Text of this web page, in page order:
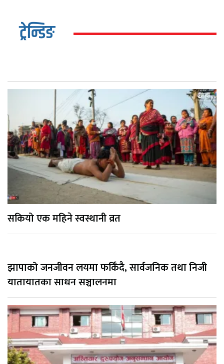
ट्रेन्डिङ
सकियो एक महिने स्वस्थानी व्रत
झापाको जनजीवन लयमा फर्किँदै, सार्वजनिक तथा निजी
यातायातका साधन सञ्चालनमा